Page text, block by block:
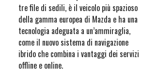
tre file di sedili, è il veicolo più spazioso
della gamma europea di Mazda e ha una
tecnologia adeguata a un’ammiraglia,
come il nuovo sistema di navigazione
ibrido che combina i vantaggi dei servizi
offline e online.